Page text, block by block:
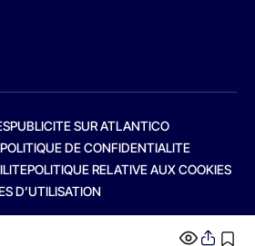
PUBLICITE SUR ATLANTICO
POLITIQUE DE CONFIDENTIALITE
POLITIQUE RELATIVE AUX COOKIES
D’UTILISATION